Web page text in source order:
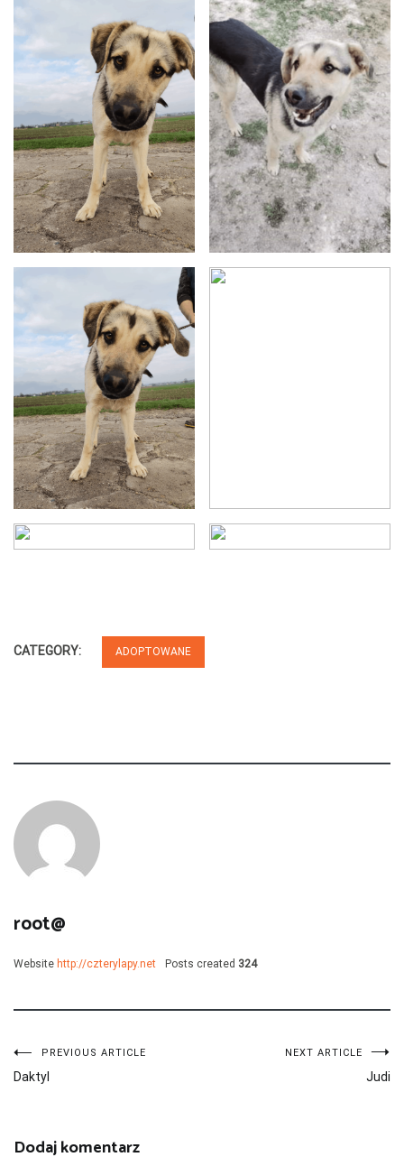
CATEGORY: ADOPTOWANE
root@
Website http://czterylapy.net Posts created 324
Nawigacja
PREVIOUS ARTICLE
Daktyl
NEXT ARTICLE
Judi
Dodaj komentarz